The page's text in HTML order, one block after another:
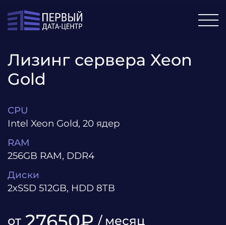
Лизинг сервера Xeon
Gold
CPU
Intel Xeon Gold, 20 ядер
RAM
256GB RAM, DDR4
Диски
2xSSD 512GB, HDD 8TB
от / месяц